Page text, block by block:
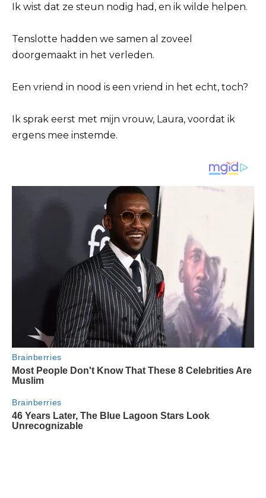
Ik wist dat ze steun nodig had, en ik wilde helpen.
Tenslotte hadden we samen al zoveel
doorgemaakt in het verleden.
Een vriend in nood is een vriend in het echt, toch?
Ik sprak eerst met mijn vrouw, Laura, voordat ik
ergens mee instemde.